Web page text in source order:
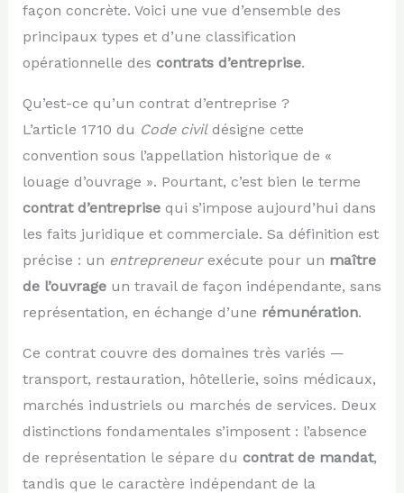
façon concrète. Voici une vue d’ensemble des
principaux types et d’une classification
opérationnelle des contrats d’entreprise.
Qu’est-ce qu’un contrat d’entreprise ?
L’article 1710 du Code civildésigne cette
convention sous l’appellation historique de «
louage d’ouvrage ». Pourtant, c’est bien le terme
contrat d’entreprisequi s’impose aujourd’hui dans
les faits juridique et commerciale. Sa définition est
précise : un entrepreneurexécute pour un maître
de l’ouvrageun travail de façon indépendante, sans
représentation, en échange d’une rémunération.
Ce contrat couvre des domaines très variés —
transport, restauration, hôtellerie, soins médicaux,
marchés industriels ou marchés de services. Deux
distinctions fondamentales s’imposent : l’absence
de représentation le sépare du contrat de mandat,
tandis que le caractère indépendant de la